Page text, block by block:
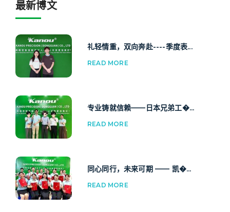
最新博文
礼轻情重，双向奔赴----季度表...
READ MORE
专业铸就信赖——日本兄弟工�...
READ MORE
同心同行，未来可期 —— 凯�...
READ MORE